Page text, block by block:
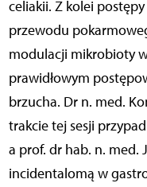
celiakii. Z kolei
przewodu
modulacji mikrobioty
prawidłowym
brzucha. Dr n. med.
trakcie tej sesji
a prof. dr hab. n. med.
incidentalomą w